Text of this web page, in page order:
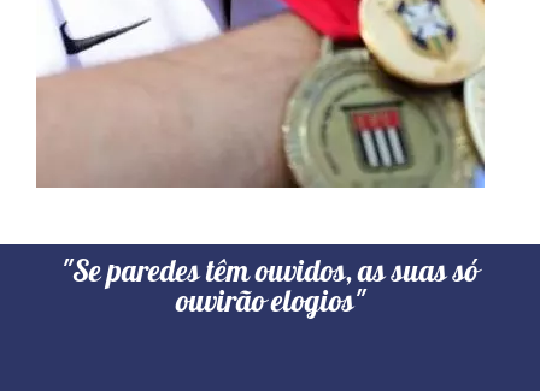
"Se paredes têm ouvidos, as suas só
ouvirão elogios"